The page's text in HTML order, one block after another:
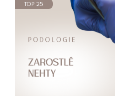
TOP 25